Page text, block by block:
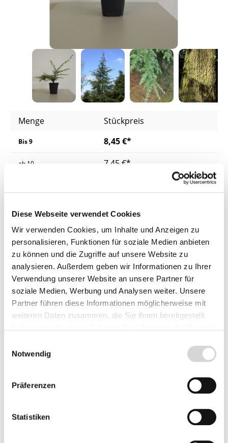
Diese Webseite verwendet Cookies
Wir verwenden Cookies, um Inhalte und Anzeigen zu
personalisieren, Funktionen für soziale Medien anbieten
zu können und die Zugriffe auf unsere Website zu
analysieren. Außerdem geben wir Informationen zu Ihrer
Verwendung unserer Website an unsere Partner für
soziale Medien, Werbung und Analysen weiter. Unsere
Partner führen diese Informationen möglicherweise mit
weiteren Daten zusammen, die Sie ihnen bereitgestellt
Notwendig
Präferenzen
Statistiken
Menge Stückpreis
Bis9 8,45 €*
ab 10 7,45 €*
Preise inkl. MwSt.zzgl. Versandkosten
Lieferzeit: 4 - 8 Werktage
Produkt Anzahl: Gib den gewünschten
In den Warenkorb
Fragen zum Artikel
Beschreibung